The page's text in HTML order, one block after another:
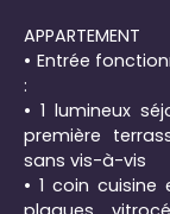
APPARTEMENT
• Entrée
:
• 1 lumineux
première
sans vis-à-vis
• 1 coin